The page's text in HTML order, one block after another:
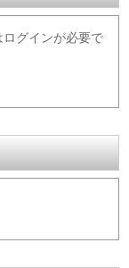
グインが必要で